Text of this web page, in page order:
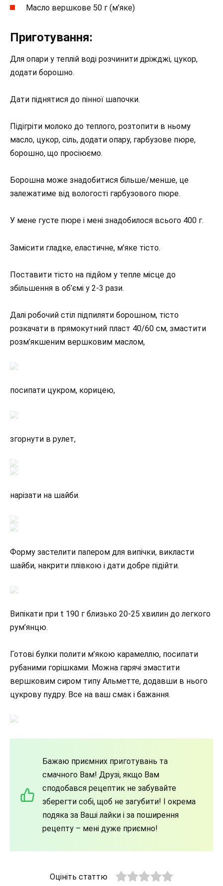
Масло вершкове 50 г (м’яке)
Приготування:
Для опари у теплій воді розчинити дріжджі, цукор,
додати борошно.
Дати піднятися до пінної шапочки.
Підігріти молоко до теплого, розтопити в ньому
масло, цукор, сіль, додати опару, гарбузове пюре,
борошно, що просіюємо.
Борошна може знадобитися більше/менше, це
залежатиме від вологості гарбузового пюре.
У мене густе пюре і мені знадобилося всього 400 г.
Замісити гладке, еластичне, м’яке тісто.
Поставити тісто на підйом у тепле місце до
збільшення в об’ємі у 2-3 рази.
Далі робочий стіл підпиляти борошном, тісто
розкачати в прямокутний пласт 40/60 см, змастити
розм’якшеним вершковим маслом,
посипати цукром, корицею,
згорнути в рулет,
нарізати на шайби.
Форму застелити папером для випічки, викласти
шайби, накрити плівкою і дати добре підійти.
Випікати при t 190 г близько 20-25 хвилин до легкого
рум’янцю.
Готові булки полити м’якою карамеллю, посипати
рубаними горішками. Можна гарячі змастити
вершковим сиром типу Альметте, додавши в нього
цукрову пудру. Все на ваш смак і бажання.
Бажаю приємних приготувань та
смачного Вам! Друзі, якщо Вам
сподобався рецептик не забувайте
зберегти собі, щоб не загубити! І окрема
подяка за Ваші лайки і за поширення
рецепту – мені дуже приємно!
Оцініть статтю